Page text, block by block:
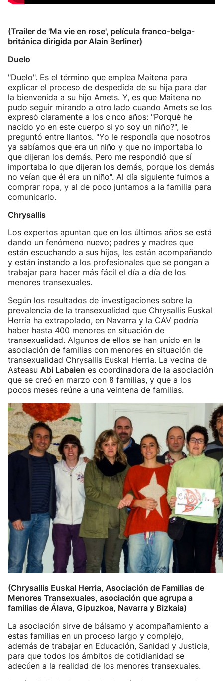
(Traíler de 'Ma vie en rose', película franco-belga-
británica dirigida por Alain Berliner)
Duelo
"Duelo". Es el término que emplea Maitena para
explicar el proceso de despedida de su hija para dar
la bienvenida a su hijo Amets. Y, es que Maitena no
pudo seguir mirando a otro lado cuando Amets se los
expresó claramente a los cinco años: "Porqué he
nacido yo en este cuerpo si yo soy un niño?", le
preguntó entre llantos. "Yo le respondía que nosotros
ya sabíamos que era un niño y que no importaba lo
que dijeran los demás. Pero me respondió que sí
importaba lo que dijeran los demás, porque los demás
no veían que él era un niño". Al día siguiente fuimos a
comprar ropa, y al de poco juntamos a la familia para
comunicarlo.
Chrysallis
Los expertos apuntan que en los últimos años se está
dando un fenómeno nuevo; padres y madres que
están escuchando a sus hijos, les están acompañando
y están instando a los profesionales que se pongan a
trabajar para hacer más fácil el día a día de los
menores transexuales.
Según los resultados de investigaciones sobre la
prevalencia de la transexualidad que Chrysallis Euskal
Herria ha extrapolado, en Navarra y la CAV podría
haber hasta 400 menores en situación de
transexualidad. Algunos de ellos se han unido en la
asociación de familias con menores en situación de
transexualidad Chrysallis Euskal Herria. La vecina de
Asteasu Abi Labaien es coordinadora de la asociación
que se creó en marzo con 8 familias, y que a los
pocos meses reúne a una veintena de familias.
(Chrysallis Euskal Herria, Asociación de Familias de
Menores Transexuales, asociación que agrupa a
familias de Álava, Gipuzkoa, Navarra y Bizkaia)
La asociación sirve de bálsamo y acompañamiento a
estas familias en un proceso largo y complejo,
además de trabajar en Educación, Sanidad y Justicia,
para que todos los ámbitos de cotidianidad se
adecúen a la realidad de los menores transexuales.